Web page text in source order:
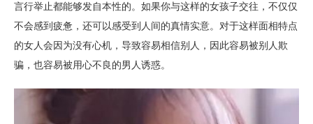
名字
言行举止都能够发自本性的。如果你与这样的女孩子交往，不仅仅
不会感到疲惫，还可以感受到人间的真情实意。对于这样面相特点
的女人会因为没有心机，导致容易相信别人，因此容易被别人欺
骗，也容易被用心不良的男人诱惑。